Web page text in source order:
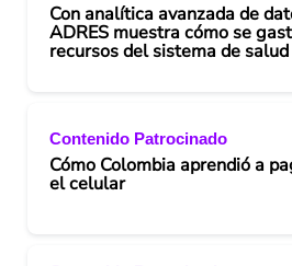
Con analítica avanzada de
ADRES muestra cómo se
recursos del sistema de salud
Contenido Patrocinado
Cómo Colombia aprendió a
el celular